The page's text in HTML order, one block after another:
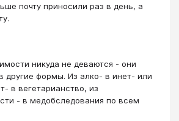
почту приносили раз в день, а
никуда не деваются - они
другие формы. Из алко- в инет- или
в вегетарианство, из
- в медобследования по всем